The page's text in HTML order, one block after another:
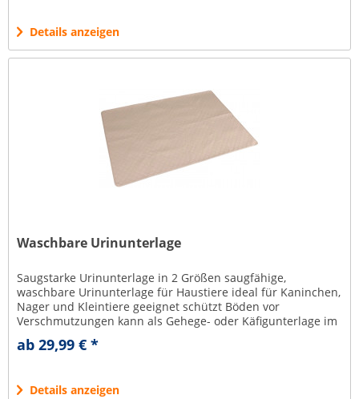
Details anzeigen
Waschbare Urinunterlage
Saugstarke Urinunterlage in 2 Größen saugfähige,
waschbare Urinunterlage für Haustiere ideal für Kaninchen,
Nager und Kleintiere geeignet schützt Böden vor
Verschmutzungen kann als Gehege- oder Käfigunterlage im
Innenbereich dienen bei...
ab 29,99 € *
Details anzeigen